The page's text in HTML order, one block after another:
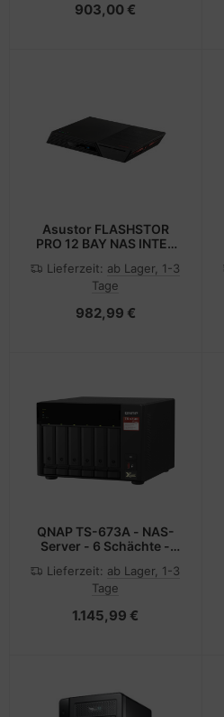
903,00 €
Asustor FLASHSTOR
PRO 12 BAY NAS INTEL
Lieferzeit: ab Lager, 1-3
Tage
982,99 €
QNAP TS-673A - NAS-
Server - 6 Schächte -
Lieferzeit: ab Lager, 1-3
Tage
1.145,99 €